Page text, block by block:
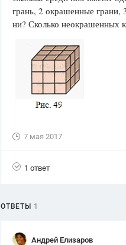
Олимпиады
ответов
грань, 2 окрашенные грани,
ни? Сколько неокрашенных
7 мая 2017
1 ответ
ОТВЕТЫ 1
Андрей Елизаров